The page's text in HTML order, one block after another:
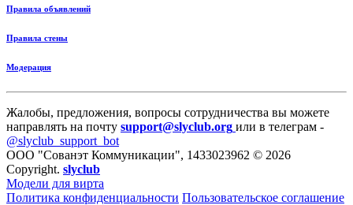
Правила объявлений
Правила стены
Модерация
Жалобы, предложения, вопросы сотрудничества вы можете
направлять на почту support@slyclub.org или в телеграм -
@slyclub_support_bot
ООО "Сованэт Коммуникации", 1433023962 © 2026
Copyright. slyclub
Модели для вирта
Политика конфиденциальности Пользовательское соглашение